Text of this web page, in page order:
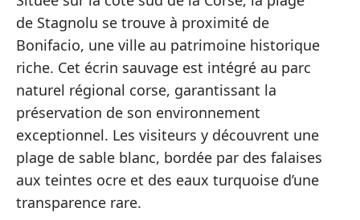
de Stagnolu se trouve à proximité de
Bonifacio, une ville au patrimoine historique
riche. Cet écrin sauvage est intégré au parc
naturel régional corse, garantissant la
préservation de son environnement
exceptionnel. Les visiteurs y découvrent une
plage de sable blanc, bordée par des falaises
aux teintes ocre et des eaux turquoise d’une
transparence rare.